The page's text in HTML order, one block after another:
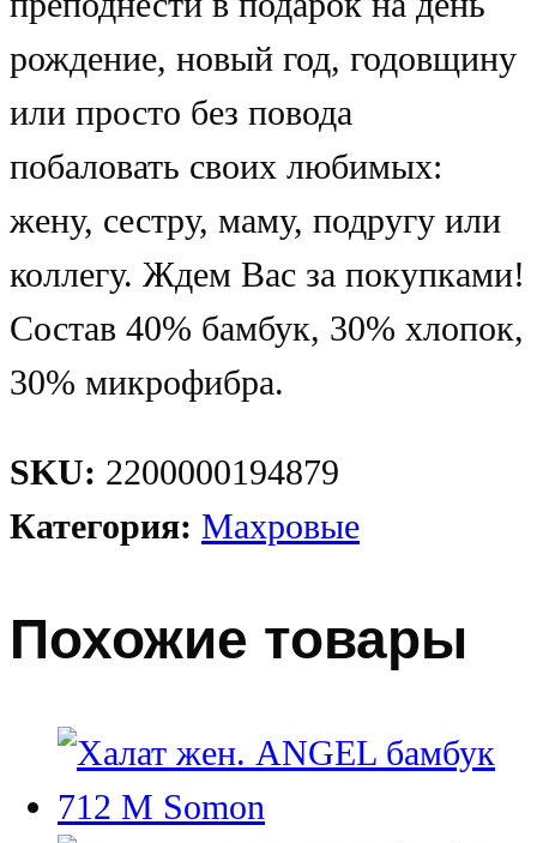
рождение, новый год, годовщину
или просто без повода
побаловать своих любимых:
жену, сестру, маму, подругу или
коллегу. Ждем Вас за покупками!
Состав 40% бамбук, 30% хлопок,
30% микрофибра.
SKU: 2200000194879
Категория: Махровые
Похожие товары